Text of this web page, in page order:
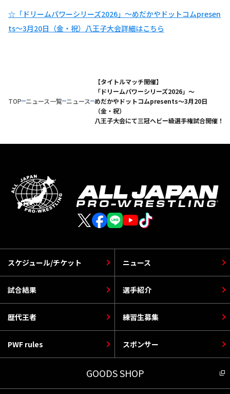
☆「ドリームパワーシリーズ2026」〜めだかやドットコムpresen
ts〜3月20日（金・祝）八王子大会詳細はこちら
TOP ニュース一覧 ニュース
【タイトルマッチ開催】
「ドリームパワーシリーズ2026」〜
めだかやドットコムpresents〜3月20日
（金・祝）
八王子大会にて三冠ヘビー級選手権試合開催！
スケジュール/チケット
選手紹介
PWF rules
ニュース
歴代王者
スポンサー
試合結果
練習生募集
GOODS SHOP